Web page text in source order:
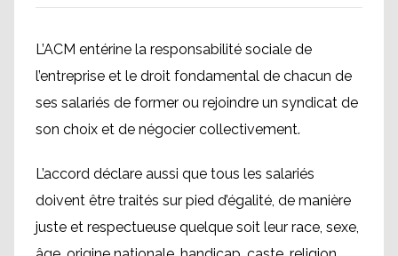
L’ACM entérine la responsabilité sociale de
l’entreprise et le droit fondamental de chacun de
ses salariés de former ou rejoindre un syndicat de
son choix et de négocier collectivement.
L’accord déclare aussi que tous les salariés
doivent être traités sur pied d’égalité, de manière
juste et respectueuse quelque soit leur race, sexe,